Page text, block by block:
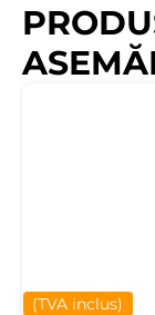
(TVA inclus)